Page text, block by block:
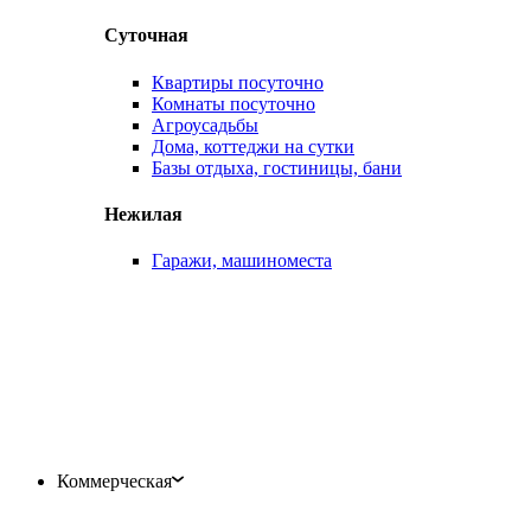
Суточная
Квартиры посуточно
Комнаты посуточно
Агроусадьбы
Дома, коттеджи на сутки
Базы отдыха, гостиницы, бани
Нежилая
Гаражи, машиноместа
Коммерческая